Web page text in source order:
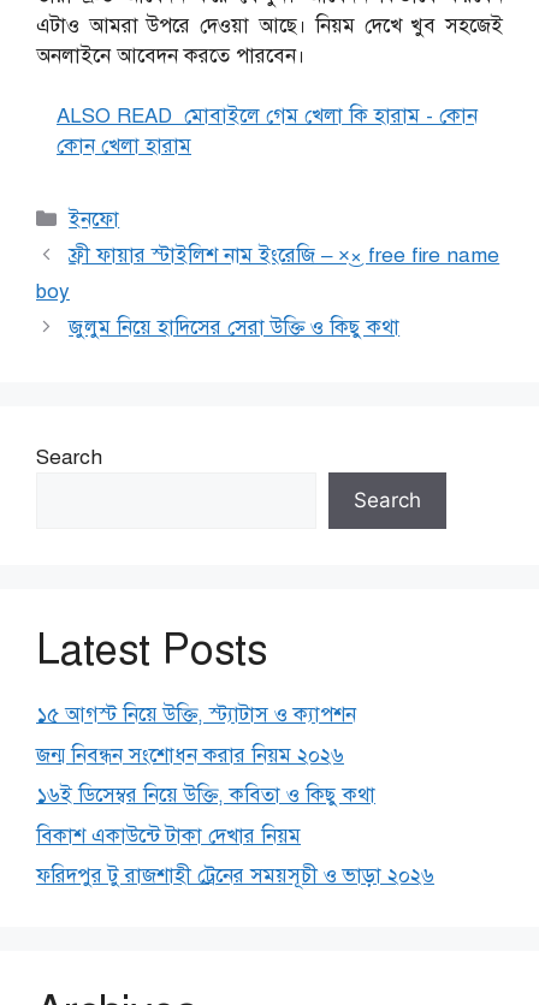
এটাও আমরা উপরে দেওয়া আছে। নিয়ম দেখে খুব সহজেই
অনলাইনে আবেদন করতে পারবেন।
ALSO READ মোবাইলে গেম খেলা কি হারাম - কোন
কোন খেলা হারাম
Categories
ইনফো
ফ্রী ফায়ার স্টাইলিশ নাম ইংরেজি – ×͜× free fire name
boy
জুলুম নিয়ে হাদিসের সেরা উক্তি ও কিছু কথা
Search
Search
Latest Posts
১৫ আগস্ট নিয়ে উক্তি, স্ট্যাটাস ও ক্যাপশন
জন্ম নিবন্ধন সংশোধন করার নিয়ম ২০২৬
১৬ই ডিসেম্বর নিয়ে উক্তি, কবিতা ও কিছু কথা
বিকাশ একাউন্টে টাকা দেখার নিয়ম
ফরিদপুর টু রাজশাহী ট্রেনের সময়সূচী ও ভাড়া ২০২৬